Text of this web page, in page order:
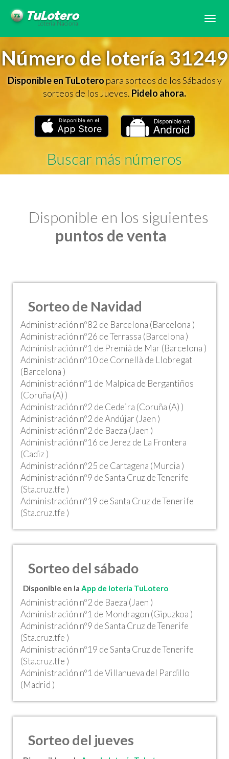
Número de lotería 31249
Disponible en TuLoteropara sorteos de los Sábados y
sorteos de los Jueves.Pidelo ahora.
Buscar más números
Disponible en los siguientes
puntos de venta
Sorteo de Navidad
Administración nº82 de Barcelona (Barcelona )
Administración nº26 de Terrassa (Barcelona )
Administración nº1 de Premià de Mar (Barcelona )
Administración nº10 de Cornellà de Llobregat
(Barcelona )
Administración nº1 de Malpica de Bergantiños
(Coruña (A) )
Administración nº2 de Cedeira (Coruña (A) )
Administración nº2 de Andújar (Jaen )
Administración nº2 de Baeza (Jaen )
Administración nº16 de Jerez de La Frontera
(Cadiz )
Administración nº25 de Cartagena (Murcia )
Administración nº9 de Santa Cruz de Tenerife
(Sta.cruz.tfe )
Administración nº19 de Santa Cruz de Tenerife
(Sta.cruz.tfe )
Sorteo del sábado
Disponible en la App de lotería TuLotero
Administración nº2 de Baeza (Jaen )
Administración nº1 de Mondragon (Gipuzkoa )
Administración nº9 de Santa Cruz de Tenerife
(Sta.cruz.tfe )
Administración nº19 de Santa Cruz de Tenerife
(Sta.cruz.tfe )
Administración nº1 de Villanueva del Pardillo
(Madrid )
Sorteo del jueves